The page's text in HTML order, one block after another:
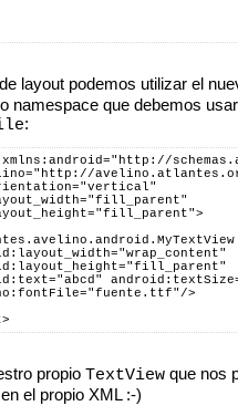
layout podemos utilizar el
namespace que debemos
:
>
propio TextView que nos
el propio XML :-)